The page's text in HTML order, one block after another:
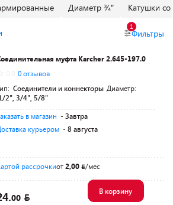
Диаметр ¾″ Катушки
Фильтры
1
муфта Karcher 2.645-197.0
0 отзывов
Соединители и коннекторы Диаметр:
2", 3/4", 5/8"
в магазин - Завтра
курьером - 8 августа
рассрочкиот2,00 /мес
00
В корзину